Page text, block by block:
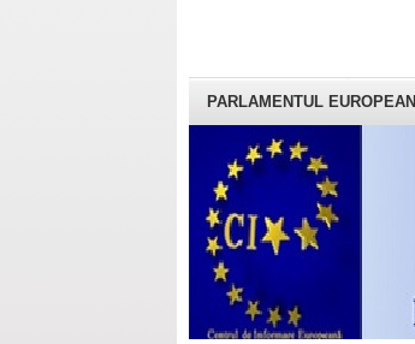
PARLAMENTUL EUROPEAN